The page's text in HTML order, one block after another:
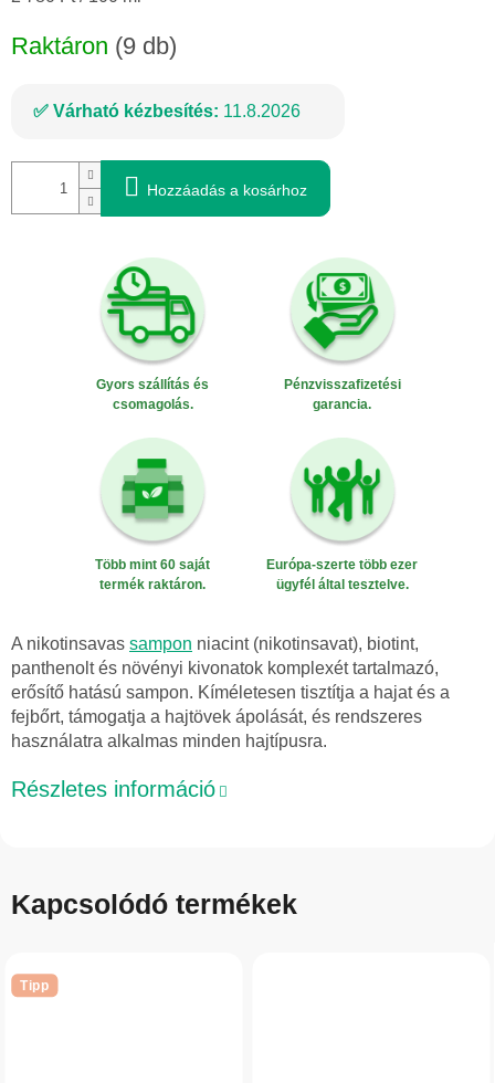
Raktáron (9 db)
Várható kézbesítés: 11.8.2026
Hozzáadás a kosárhoz
Gyors szállítás és
csomagolás.
Pénzvisszafizetési
garancia.
Több mint 60 saját
termék raktáron.
Európa-szerte több ezer
ügyfél által tesztelve.
A nikotinsavas sampon niacint (nikotinsavat), biotint,
panthenolt és növényi kivonatok komplexét tartalmazó,
erősítő hatású sampon. Kíméletesen tisztítja a hajat és a
fejbőrt, támogatja a hajtövek ápolását, és rendszeres
használatra alkalmas minden hajtípusra.
Részletes információ
Kapcsolódó termékek
Tipp